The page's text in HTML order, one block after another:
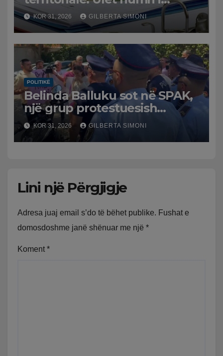
bashkive nga 61 në 46
KOR 31, 2026 GILBERTA SIMONI
POLITIKË
Belinda Balluku sot në SPAK,
një grup protestuesish
grumbullohen para
Prokurorisë së Posaçme
KOR 31, 2026 GILBERTA SIMONI
Lini një Përgjigje
Adresa juaj email s’do të bëhet publike. Fushat e
domosdoshme janë shënuar me një *
Koment *